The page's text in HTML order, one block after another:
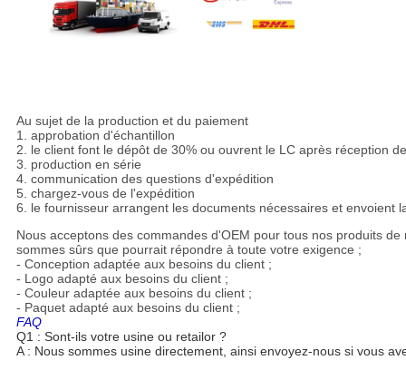
Au sujet de la production et du paiement
1. approbation d'échantillon
2. le client font le dépôt de 30% ou ouvrent le LC après réception
3. production en série
4. communication des questions d'expédition
5. chargez-vous de l'expédition
6. le fournisseur arrangent les documents nécessaires et envoient
Nous acceptons des commandes d'OEM pour tous nos produits
sommes sûrs que pourrait répondre à toute votre exigence ;
- Conception adaptée aux besoins du client ;
- Logo adapté aux besoins du client ;
- Couleur adaptée aux besoins du client ;
- Paquet adapté aux besoins du client ;
FAQ
Q1 : Sont-ils votre usine ou retailor ?
A : Nous sommes usine directement, ainsi envoyez-nous si vous